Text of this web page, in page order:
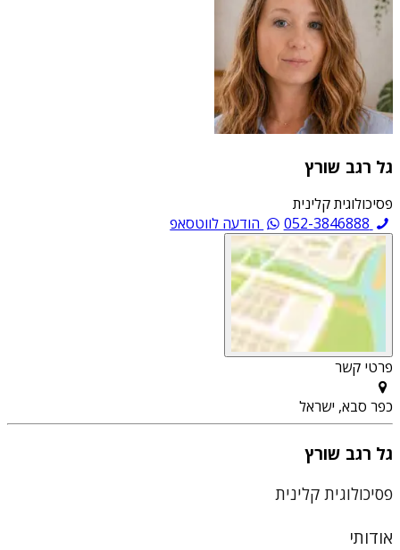
גל רגב שורץ
פסיכולוגית קלינית
052-3846888
הודעה לווטסאפ
פרטי קשר
כפר סבא, ישראל
גל רגב שורץ
פסיכולוגית קלינית
אודותי